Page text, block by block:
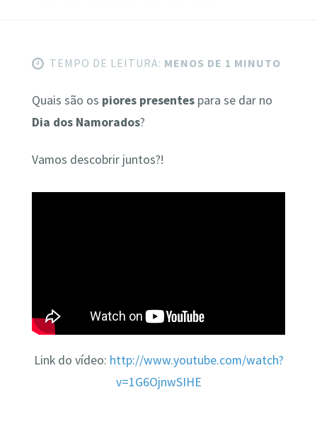
TEMPO DE LEITURA: MENOS DE 1 MINUTO
Quais são os piores presentespara se dar no
Dia dos Namorados?
Vamos descobrir juntos?!
Link do vídeo: http://www.youtube.com/watch?
v=1G6OjnwSIHE